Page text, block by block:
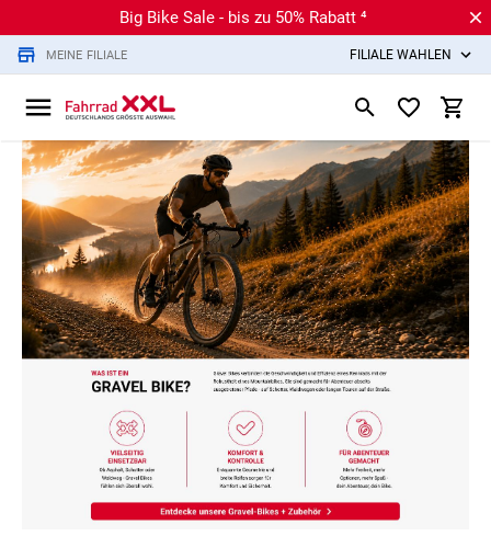
Big Bike Sale - bis zu 50% Rabatt ⁴
MEINE FILIALE FILIALE WÄHLEN